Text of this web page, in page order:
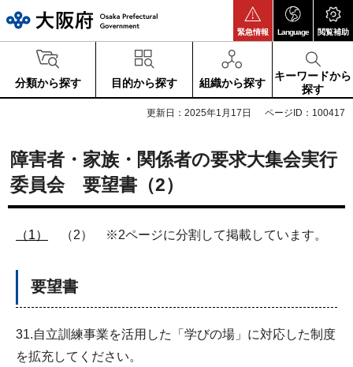
緊急情報 Language 閲覧補助
分類から探す 目的から探す 組織から探す
キーワードから
探す
更新日：2025年1月17日 ページID：100417
障害者・家族・関係者の要求大集会実行
委員会 要望書（2）
（1） （2） ※2ページに分割して掲載しています。
要望書
31.自立訓練事業を活用した「学びの場」に対応した制度
を拡充してください。